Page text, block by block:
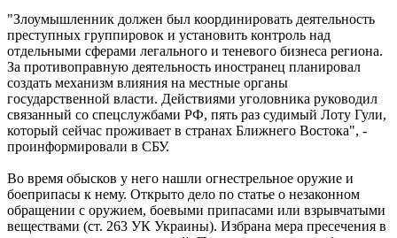
"Злоумышленник должен был координировать деятельность
преступных группировок и установить контроль над
отдельными сферами легального и теневого бизнеса региона.
За противоправную деятельность иностранец планировал
создать механизм влияния на местные органы
государственной власти. Действиями уголовника руководил
связанный со спецслужбами РФ, пять раз судимый Лоту Гули,
который сейчас проживает в странах Ближнего Востока", -
проинформировали в СБУ.
Во время обысков у него нашли огнестрельное оружие и
боеприпасы к нему. Открыто дело по статье о незаконном
обращении с оружием, боевыми припасами или взрывчатыми
веществами (ст. 263 УК Украины). Избрана мера пресечения в